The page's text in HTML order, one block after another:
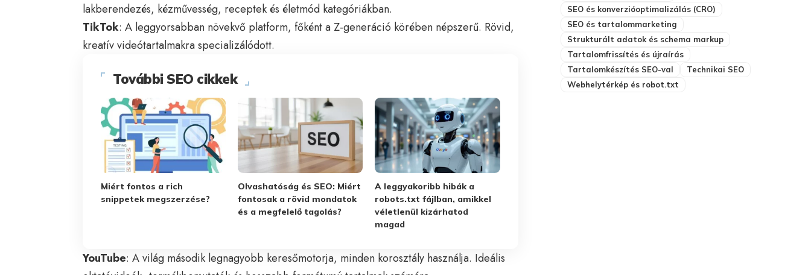
lakberendezés, kézművesség, receptek és életmód kategóriákban.
TikTok: A leggyorsabban növekvő platform, főként a Z-generáció körében népszerű. Rövid,
kreatív videótartalmakra specializálódott.
További SEO cikkek
Miért fontos a rich
snippetek megszerzése?
Olvashatóság és SEO: Miért
fontosak a rövid mondatok
és a megfelelő tagolás?
A leggyakoribb hibák a
robots.txt fájlban, amikkel
véletlenül kizárhatod
magad
YouTube: A világ második legnagyobb keresőmotorja, minden korosztály használja. Ideális
SEO és konverzióoptimalizálás (CRO)
SEO és tartalommarketing
Strukturált adatok és schema markup
Tartalomfrissítés és újraírás
Tartalomkészítés SEO-val
Technikai SEO
Webhelytérkép és robot.txt